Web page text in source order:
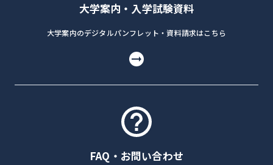
大学案内・入学試験資料
大学案内のデジタルパンフレット・資料請求はこちら
FAQ・お問い合わせ